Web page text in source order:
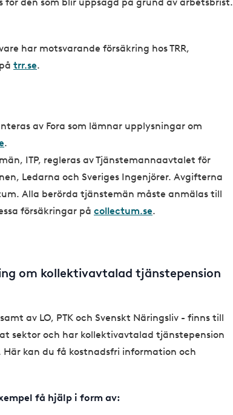
för den som blir uppsagd på grund av arbetsbrist.
har motsvarande försäkring hos TRR,
trr.se.
av Fora som lämnar upplysningar om
.
ITP, regleras av Tjänstemannaavtalet för
Ledarna och Sveriges Ingenjörer. Avgifterna
Alla berörda tjänstemän måste anmälas till
försäkringar på collectum.se.
om kollektivavtalad tjänstepension
av LO, PTK och Svenskt Näringsliv - finns till
sektor och har kollektivavtalad tjänstepension
kan du få kostnadsfri information och
få hjälp i form av: